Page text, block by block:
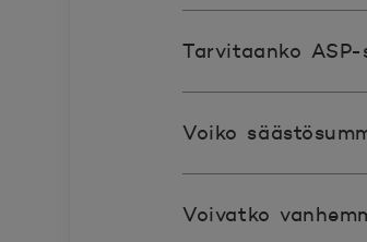
Tarvitaanko
Voiko
Voivatko